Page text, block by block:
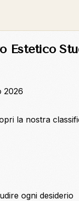
Estetico
2026
la nostra
ogni desiderio